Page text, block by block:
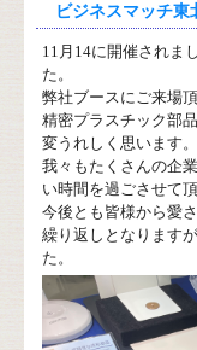
ビジネスマッチ東
11月14に開催されま
た。
弊社ブースにご来場
精密プラスチック部
変うれしく思います。
我々もたくさんの企
い時間を過ごさせて頂
今後とも皆様から愛
繰り返しとなります
た。